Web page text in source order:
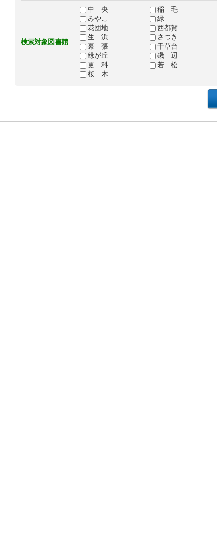
検索対象図書館
中 央
稲 毛
みやこ
緑
花団地
西都賀
生 浜
さつき
幕 張
千草台
緑が丘
磯 辺
更 科
若 松
桜 木